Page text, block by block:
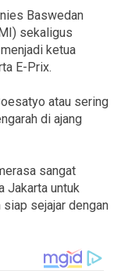
Baswedan
sekaligus
ketua
E-Prix.
atau sering
di ajang
sangat
Jakarta untuk
siap sejajar dengan